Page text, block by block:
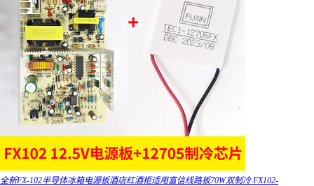
全新FX-102半导体冰箱电源板酒店红酒柜适用富信线路板70W双制冷 FX102-